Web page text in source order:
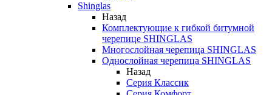
Shinglas
Назад
Комплектующие к гибкой битумной
черепице SHINGLAS
Многослойная черепица SHINGLAS
Однослойная черепица SHINGLAS
Назад
Серия Классик